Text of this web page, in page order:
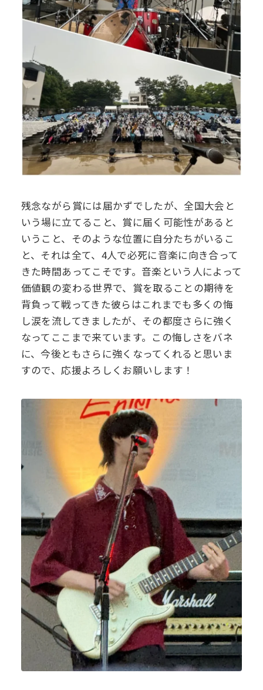
残念ながら賞には届かずでしたが、全国大会と
いう場に立てること、賞に届く可能性があると
いうこと、そのような位置に自分たちがいるこ
と、それは全て、4人で必死に音楽に向き合って
きた時間あってこそです。音楽という人によって
価値観の変わる世界で、賞を取ることの期待を
背負って戦ってきた彼らはこれまでも多くの悔
し涙を流してきましたが、その都度さらに強く
なってここまで来ています。この悔しさをバネ
に、今後ともさらに強くなってくれると思いま
すので、応援よろしくお願いします！